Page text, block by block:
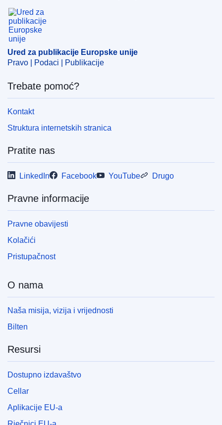
CELEX : 22024D2450
ELI :dec/2024/2450/oj
IMMC : PUB(2024)566/3503174
pdfa2a
Ured za publikacije Europske unije
Ured za publikacije Europske unije
Pravo | Podaci | Publikacije
Trebate pomoć?
Kontakt
Struktura internetskih stranica
Pratite nas
LinkedIn Facebook YouTube Drugo
Pravne informacije
Pravne obavijesti
Kolačići
Pristupačnost
O nama
Naša misija, vizija i vrijednosti
Bilten
Resursi
Dostupno izdavaštvo
Cellar
Aplikacije EU-a